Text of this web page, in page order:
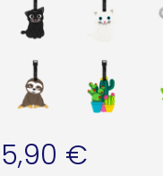
5,90 €